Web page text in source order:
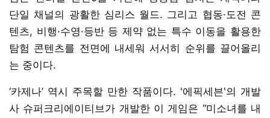
단일 채널의 광활한 심리스 월드. 그리고 협동·도전 콘
텐츠, 비행·수영·등반 등 제약 없는 특수 이동을 활용한
탐험 콘텐츠를 전면에 내세워 서서히 순위를 끌어올리
는 중이다.
‘카제나’ 역시 주목할 만한 작품이다. '에픽세븐'의 개발
사 슈퍼크리에이티브가 개발한 이 게임은 “미소녀를 내